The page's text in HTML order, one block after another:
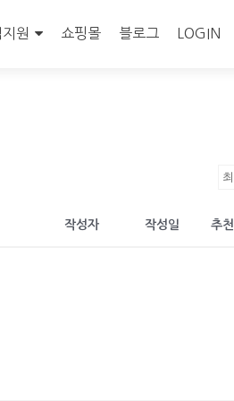
지원 쇼핑몰 블로그 LOGIN
작성자 작성일 추천